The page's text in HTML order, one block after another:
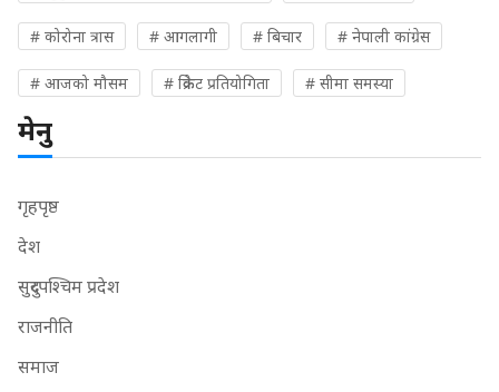
# कोरोना त्रास # आगलागी # बिचार # नेपाली कांग्रेस
# आजको मौसम # क्रिकेट प्रतियोगिता # सीमा समस्या
मेनु
गृहपृष्ठ
देश
सुदुरपश्चिम प्रदेश
राजनीति
समाज